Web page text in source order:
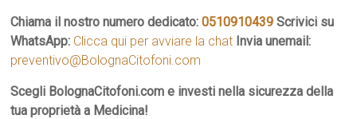
Chiama il nostro numero dedicato:0510910439 Scrivici su
WhatsApp: Clicca qui per avviare la chat Invia unemail:
preventivo@BolognaCitofoni.com
Scegli BolognaCitofoni.com e investi nella sicurezza della
tua proprietà a Medicina!